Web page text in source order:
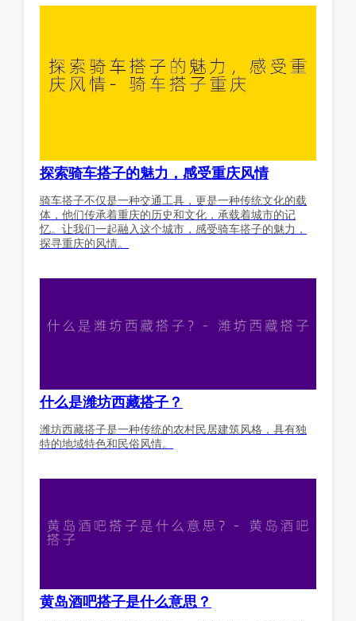
探索骑车搭子的魅力，感受重庆风情
骑车搭子不仅是一种交通工具，更是一种传统文化的载
体，他们传承着重庆的历史和文化，承载着城市的记
忆。让我们一起融入这个城市，感受骑车搭子的魅力，
探寻重庆的风情。
什么是潍坊西藏搭子？
潍坊西藏搭子是一种传统的农村民居建筑风格，具有独
特的地域特色和民俗风情。
黄岛酒吧搭子是什么意思？